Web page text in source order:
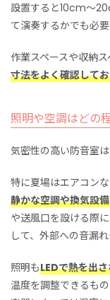
設置すると10cm〜
て演奏するかでも必
作業スペースや収納
寸法をよく確認して
照明や空調はどの
気密性の高い防音室
特に夏場はエアコン
静かな空調や換気設
や送風口を設ける際
して、外部への音漏
照明もLEDで熱を出
温度を調整できるも